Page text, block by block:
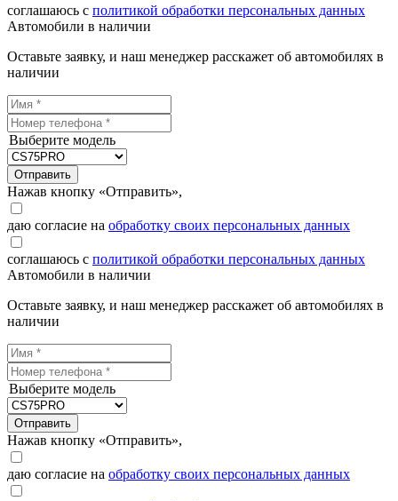
соглашаюсь с политикой обработки персональных данных
Автомобили в наличии
Оставьте заявку, и наш менеджер расскажет об автомобилях в
наличии
Выберите модель
Отправить
Нажав кнопку «Отправить»,
даю согласие на обработку своих персональных данных
соглашаюсь с политикой обработки персональных данных
Автомобили в наличии
Оставьте заявку, и наш менеджер расскажет об автомобилях в
наличии
Выберите модель
Отправить
Нажав кнопку «Отправить»,
даю согласие на обработку своих персональных данных